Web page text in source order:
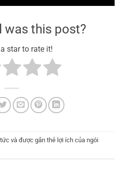
was this post?
star to rate it!
và được gắn thẻ lợi ích của ngói